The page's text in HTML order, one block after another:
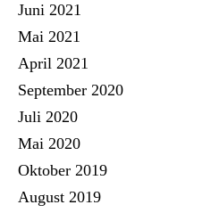
Juni 2021
Mai 2021
April 2021
September 2020
Juli 2020
Mai 2020
Oktober 2019
August 2019